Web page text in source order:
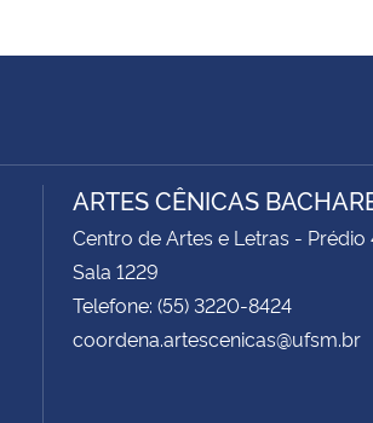
ARTES CÊNICAS
Centro de Artes e Letras - Prédio
Sala 1229
Telefone: (55) 3220-8424
coordena.artescenicas@ufsm.br